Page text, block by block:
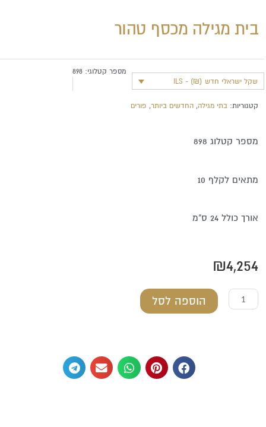
בית מגילה מכסף טהור
שקל ישראלי חדש (₪) - ILS
מספר קטלוגי:898
קטגוריות: בתי מגילה,החדשים ביותר,פורים
מספר קטלוג 898
מתאים לקלף 10
אורך כולל 24 ס"מ
₪4,254
הוספה לסל